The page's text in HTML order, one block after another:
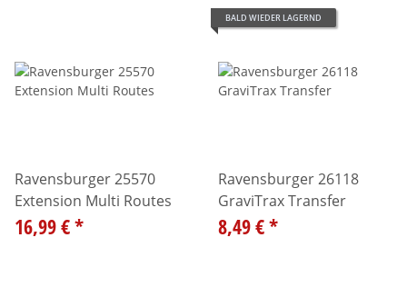
Ravensburger 25570
Extension Multi Routes
16,99 €*
BALD WIEDER LAGERND
Ravensburger 26118
GraviTrax Transfer
8,49 €*